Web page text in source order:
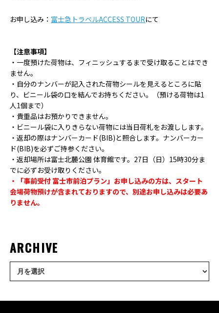
お申し込み： 富士急トラベルACCESS TOURにて
【注意事項】
・一度預けた荷物は、フィニッシュするまで受け取ることはでき
ません。
・自分のナンバーが記入された荷物シールを見えるところに貼
り、ビニール袋の口を結んでお持ちください。（預ける荷物は1
人1個まで）
・貴重品はお預かりできません。
・ビニール袋に入りきらない荷物には当日荷札をお渡しします。
・返却の際はナンバーカード(BIB)と照合します。ナンバーカー
ド(BIB)を必ずご持参ください。
・返却場所は富士北麓公園 体育館です。 27日（日） 15時30分ま
でに必ずお受け取りください。
・「事前受付 富士市前泊プラン」お申し込みの方は、スタート
会場荷物預けが含まれておりますので、別途お申し込みは必要あ
りません。
ARCHIVE